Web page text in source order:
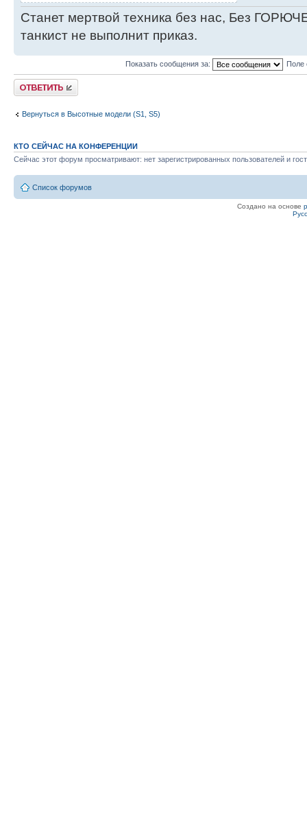
Станет мертвой техника без нас, Без
танкист не выполнит приказ.
Показать сообщения за: Поле
Ответить
Вернуться в Высотные модели (S1, S5)
КТО СЕЙЧАС НА КОНФЕРЕНЦИИ
Сейчас этот форум просматривают: нет зарегистрированных пользователей и
Список форумов
Создано на основе